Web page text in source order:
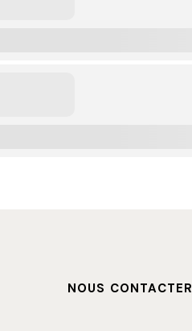
NOUS CONTACTER